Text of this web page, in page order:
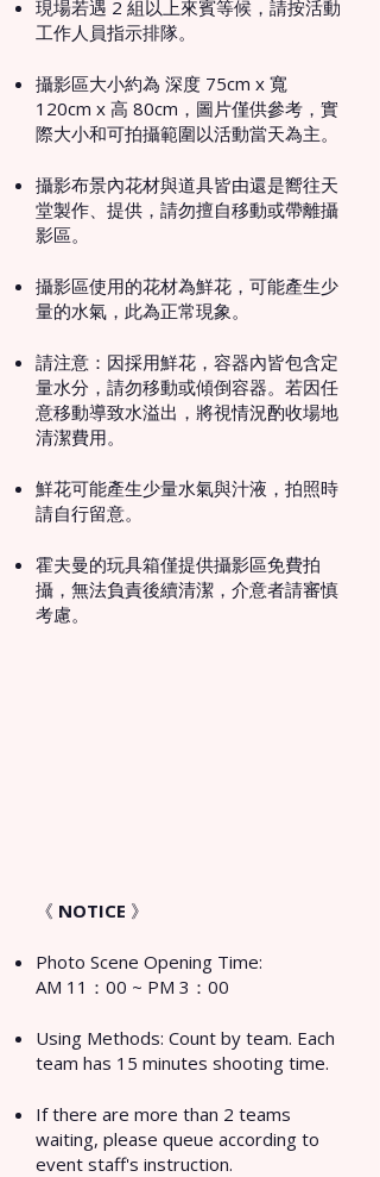
現場若遇 2 組以上來賓等候，請按活動
工作人員指示排隊。
攝影區大小約為 深度 75cm x 寬
120cm x 高 80cm，圖片僅供參考，實
際大小和可拍攝範圍以活動當天為主。​
攝影布景內花材與道具皆由還是嚮往天
堂製作、提供，請勿擅自移動或帶離攝
影區。
攝影區使用的花材為鮮花，可能產生少
量的水氣，此為正常現象。
請注意：因採用鮮花，容器內皆包含定
量水分，請勿移動或傾倒容器。若因任
意移動導致水溢出，將視情況酌收場地
清潔費用。
鮮花可能產生少量水氣與汁液，拍照時
請自行留意。
霍夫曼的玩具箱僅提供攝影區免費拍
攝，無法負責後續清潔，介意者請審慎
考慮。
​​《 NOTICE 》
Photo Scene Opening Time:
AM 11：00 ~ PM 3：00
Using Methods: Count by team. Each
team has 15 minutes shooting time.
If there are more than 2 teams
waiting, please queue according to
event staff's instruction.